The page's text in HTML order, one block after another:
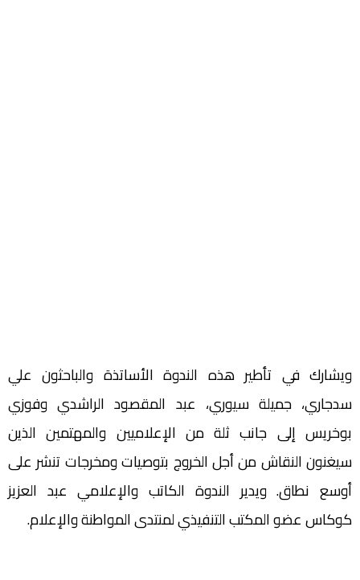
ويشارك في تأطير هذه الندوة الأساتذة والباحثون علي
سدجاري، جميلة سيوري، عبد المقصود الراشدي وفوزي
بوخريس إلى جانب ثلة من الإعلاميين والمهتمين الذين
سيغنون النقاش من أجل الخروج بتوصيات ومخرجات تنشر على
أوسع نطاق. ويدير الندوة الكاتب والإعلامي عبد العزيز
كوكاس عضو المكتب التنفيذي لمنتدى المواطنة والإعلام.